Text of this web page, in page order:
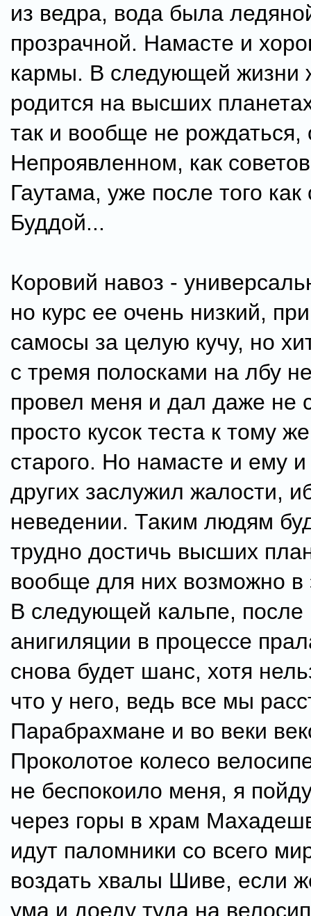
из ведра, вода была
прозрачной. Намасте и
кармы. В следующей жизни
родится на высших
так и вообще не рождаться,
Непроявленном, как
Гаутама, уже после того как
Буддой...
Коровий навоз -
но курс ее очень низкий,
самосы за целую кучу, но
с тремя полосками на лбу
провел меня и дал даже не
просто кусок теста к тому
старого. Но намасте и ему
других заслужил жалости,
неведении. Таким людям
трудно достичь высших
вообще для них возможно в
В следующей кальпе,
анигиляции в процессе
снова будет шанс, хотя
что у него, ведь все мы
Парабрахмане и во веки
Проколотое колесо
не беспокоило меня, я
через горы в храм
идут паломники со всего
воздать хвалы Шиве, если
ума и доеду туда на